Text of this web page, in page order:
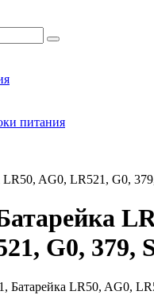
питания
LR50, AG0, LR521, G0,
G0, 379,